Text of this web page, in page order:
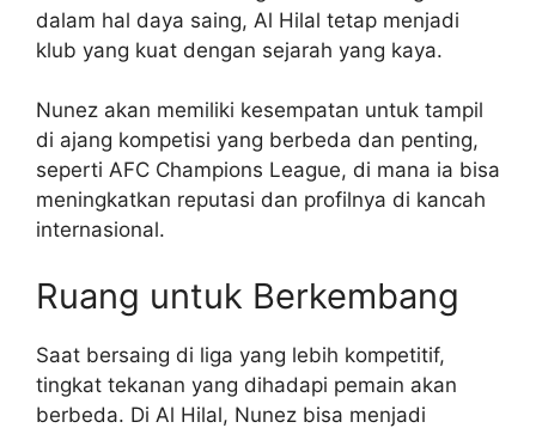
dalam hal daya saing, Al Hilal tetap menjadi
klub yang kuat dengan sejarah yang kaya.
Nunez akan memiliki kesempatan untuk tampil
di ajang kompetisi yang berbeda dan penting,
seperti AFC Champions League, di mana ia bisa
meningkatkan reputasi dan profilnya di kancah
internasional.
Ruang untuk Berkembang
Saat bersaing di liga yang lebih kompetitif,
tingkat tekanan yang dihadapi pemain akan
berbeda. Di Al Hilal, Nunez bisa menjadi